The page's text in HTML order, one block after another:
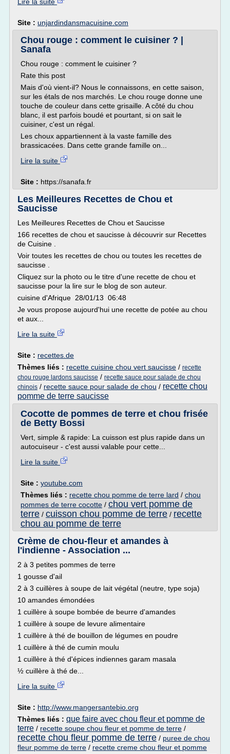
Site : unjardindansmacuisine.com
Chou rouge : comment le cuisiner ? |
Sanafa
Chou rouge : comment le cuisiner ?
Rate this post
Mais d'où vient-il? Nous le connaissons, en cette saison,
sur les étals de nos marchés. Le chou rouge donne une
touche de couleur dans cette grisaille. A côté du chou
blanc, il est parfois boudé et pourtant, si on sait le
cuisiner, c'est un régal.
Les choux appartiennent à la vaste famille des
brassicacées. Dans cette grande famille on...
Lire la suite
Site : https://sanafa.fr
Les Meilleures Recettes de Chou et
Saucisse
Les Meilleures Recettes de Chou et Saucisse
166 recettes de chou et saucisse à découvrir sur Recettes
de Cuisine .
Voir toutes les recettes de chou ou toutes les recettes de
saucisse .
Cliquez sur la photo ou le titre d'une recette de chou et
saucisse pour la lire sur le blog de son auteur.
cuisine d'Afrique 28/01/13 06:48
Je vous propose aujourd'hui une recette de potée au chou
et aux...
Lire la suite
Site : recettes.de
Thèmes liés : recette cuisine chou vert saucisse / recette
chou rouge lardons saucisse / recette sauce pour salade de chou
chinois / recette sauce pour salade de chou / recette chou
pomme de terre saucisse
Cocotte de pommes de terre et chou frisée
de Betty Bossi
Vert, simple & rapide: La cuisson est plus rapide dans un
autocuiseur - c'est aussi valable pour cette...
Lire la suite
Site : youtube.com
Thèmes liés : recette chou pomme de terre lard / chou
pommes de terre cocotte / chou vert pomme de
terre / cuisson chou pomme de terre / recette
chou au pomme de terre
Crème de chou-fleur et amandes à
l'indienne - Association ...
2 à 3 petites pommes de terre
1 gousse d'ail
2 à 3 cuillères à soupe de lait végétal (neutre, type soja)
10 amandes émondées
1 cuillère à soupe bombée de beurre d'amandes
1 cuillère à soupe de levure alimentaire
1 cuillère à thé de bouillon de légumes en poudre
1 cuillère à thé de cumin moulu
1 cuillère à thé d'épices indiennes garam masala
½ cuillère à thé de...
Lire la suite
Site : http://www.mangersantebio.org
Thèmes liés : que faire avec chou fleur et pomme de
terre / recette soupe chou fleur et pomme de terre /
recette chou fleur pomme de terre / puree de chou
fleur pomme de terre / recette creme chou fleur et pomme